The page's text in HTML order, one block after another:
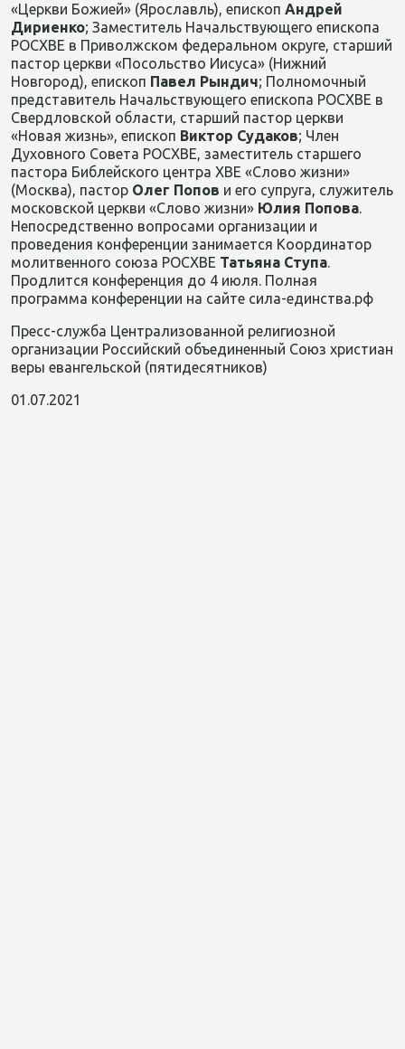
«Церкви Божией» (Ярославль), епископ Андрей
Дириенко; Заместитель Начальствующего епископа
РОСХВЕ в Приволжском федеральном округе, старший
пастор церкви «Посольство Иисуса» (Нижний
Новгород), епископ Павел Рындич; Полномочный
представитель Начальствующего епископа РОСХВЕ в
Свердловской области, старший пастор церкви
«Новая жизнь», епископ Виктор Судаков; Член
Духовного Совета РОСХВЕ, заместитель старшего
пастора Библейского центра ХВЕ «Слово жизни»
(Москва), пастор Олег Попов и его супруга, служитель
московской церкви «Слово жизни» Юлия Попова.
Непосредственно вопросами организации и
проведения конференции занимается Координатор
молитвенного союза РОСХВЕ Татьяна Ступа.
Продлится конференция до 4 июля. Полная
программа конференции на сайте сила-единства.рф
Пресс-служба Централизованной религиозной
организации Российский объединенный Союз христиан
веры евангельской (пятидесятников)
01.07.2021